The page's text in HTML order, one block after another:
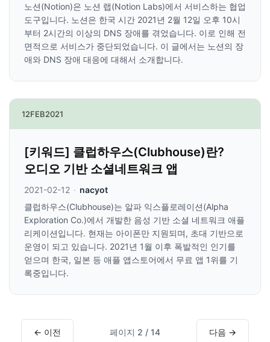
노션(Notion)은 노션 랩(Notion Labs)에서 서비스하는 협업
도구입니다. 노션은 한국 시간 2021년 2월 12일 오후 10시
부터 2시간의 이상의 DNS 장애를 겪었습니다. 이로 인해 전
면적으로 서비스가 중단되었습니다. 이 글에서는 노션의 장
애와 DNS 장애 대응에 대해서 소개합니다.
12FEB2021
[키워드] 클럽하우스(Clubhouse)란?
오디오 기반 소셜네트워크 앱
2021-02-12 · nacyot
클럽하우스(Clubhouse)는 알파 익스플로레이션(Alpha
Exploration Co.)에서 개발한 음성 기반 소셜 네트워크 애플
리케이션입니다. 현재는 아이폰만 지원되며, 초대 기반으로
운영이 되고 있습니다. 2021년 1월 이후 폭발적인 인기를
얻으며 한국, 일본 등 애플 앱스토어에서 무료 앱 1위를 기
록중입니다.
← 이전 페이지 2 / 14 다음 →